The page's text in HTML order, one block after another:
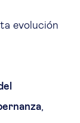
evolución